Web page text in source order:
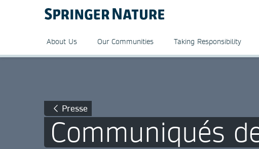
About Us Our Communities Taking Responsibility
Presse
Communiqués